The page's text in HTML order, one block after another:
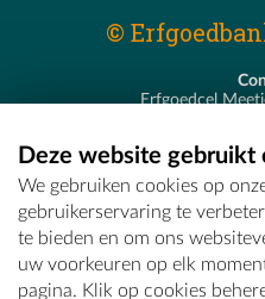
©
Erfgoedcel
T - 09
E -
Deze website gebruikt
We gebruiken cookies op
gebruikerservaring te
te bieden en om ons
uw voorkeuren op elk
pagina. Klik op cookies